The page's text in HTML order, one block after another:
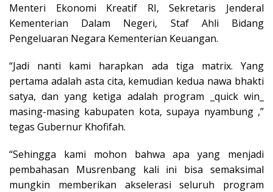
Menteri Ekonomi Kreatif RI, Sekretaris Jenderal
Kementerian Dalam Negeri, Staf Ahli Bidang
Pengeluaran Negara Kementerian Keuangan.
“Jadi nanti kami harapkan ada tiga matrix. Yang
pertama adalah asta cita, kemudian kedua nawa bhakti
satya, dan yang ketiga adalah program _quick win_
masing-masing kabupaten kota, supaya nyambung ,”
tegas Gubernur Khofifah.
“Sehingga kami mohon bahwa apa yang menjadi
pembahasan Musrenbang kali ini bisa semaksimal
mungkin memberikan akselerasi seluruh program